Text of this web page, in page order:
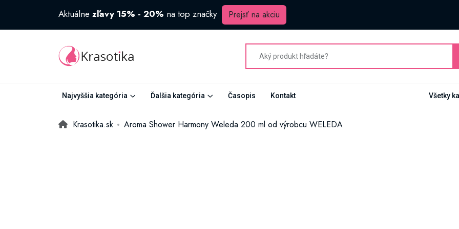
Aktuálne zľavy 15% - 20% na top značky Prejsť na akciu
Najvyššia kategória Ďalšia kategória Časopis Kontakt Všetky
Krasotika.sk Aroma Shower Harmony Weleda 200 ml od výrobcu WELEDA